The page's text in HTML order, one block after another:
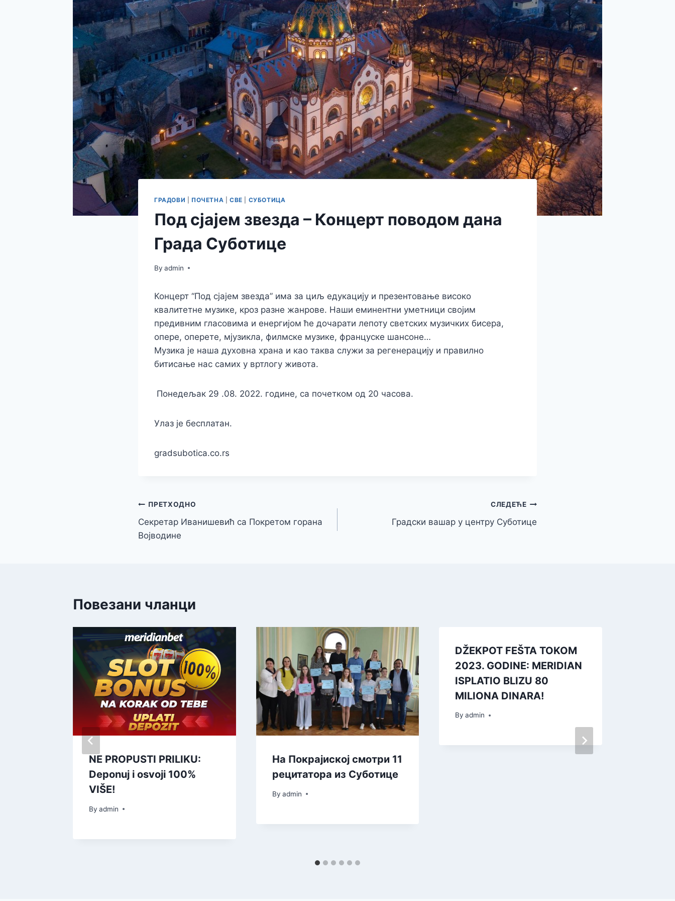
ГРАДОВИ ПОЧЕТНА СВЕ СУБОТИЦА
Под сјајем звезда – Концерт поводом дана
Града Суботице
By admin
Концерт “Под сјајем звезда” има за циљ едукацију и презентовање високо
квалитетне музике, кроз разне жанрове. Наши еминентни уметници својим
предивним гласовима и енергијом ће дочарати лепоту светских музичких бисера,
опере, оперете, мјузикла, филмске музике, француске шансоне…
Музика је наша духовна храна и као таква служи за регенерацију и правилно
битисање нас самих у вртлогу живота.
Понедељак 29 .08. 2022. године, са почетком од 20 часова.
Улаз је бесплатан.
gradsubotica.co.rs
Кретање
чланка
ПРЕТХОДНО
Секретар Иванишевић са Покретoм горана
Војводине
СЛЕДЕЋЕ
Градски вашар у центру Суботице
Повезани чланци
NE PROPUSTI PRILIKU:
Deponuj i osvoji 100%
VIŠE!
By admin
На Покрајиској смотри 11
рецитатора из Суботице
By admin
DŽEKPOT FEŠTA TOKOM
2023. GODINE: MERIDIAN
ISPLATIO BLIZU 80
MILIONA DINARA!
By admin